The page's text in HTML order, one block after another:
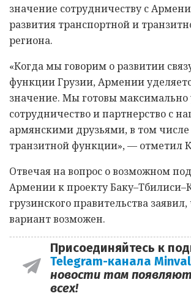
значение сотрудничеству с
развития транспортной и
региона.
«Когда мы говорим о развитии
функции Грузии, Армении
значение. Мы готовы максимально
сотрудничество и партнерство с
армянскими друзьями, в том числе
транзитной функции», — отметил
Отвечая на вопрос о возможном
Армении к проекту
грузинского правительства
вариант возможен.
Присоединяйтесь к
Telegram-канала
новости там
всех!